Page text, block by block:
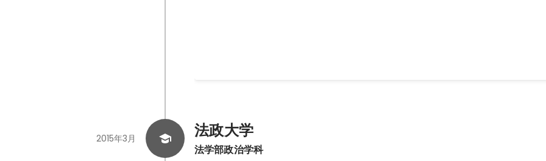
法政大学
法学部政治学科
2015年3月